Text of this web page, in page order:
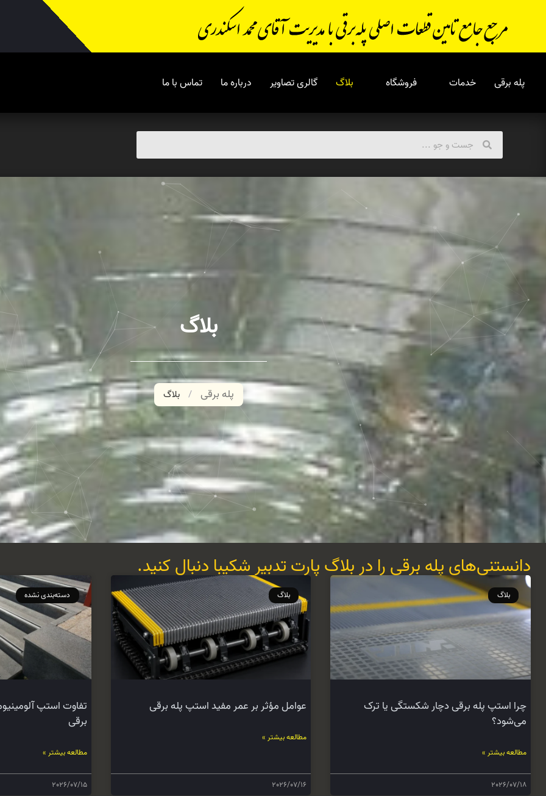
پله برقی خدمات فروشگاه بلاگ گالری تصاویر درباره ما تماس با ما
بلاگ
پله برقی / بلاگ
دانستنی‌های پله برقی را در بلاگ پارت تدبیر شکیبا دنبال کنید.
بلاگ
چرا استپ پله برقی دچار شکستگی یا ترک
می‌شود؟
مطالعه بیشتر »
2026/07/18
بلاگ
عوامل مؤثر بر عمر مفید استپ پله برقی
مطالعه بیشتر »
2026/07/16
دسته‌بندی نشده
تفاوت استپ
برقی
مطالعه بیشتر »
2026/07/15